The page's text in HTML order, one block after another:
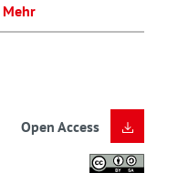
Mehr
Open Access